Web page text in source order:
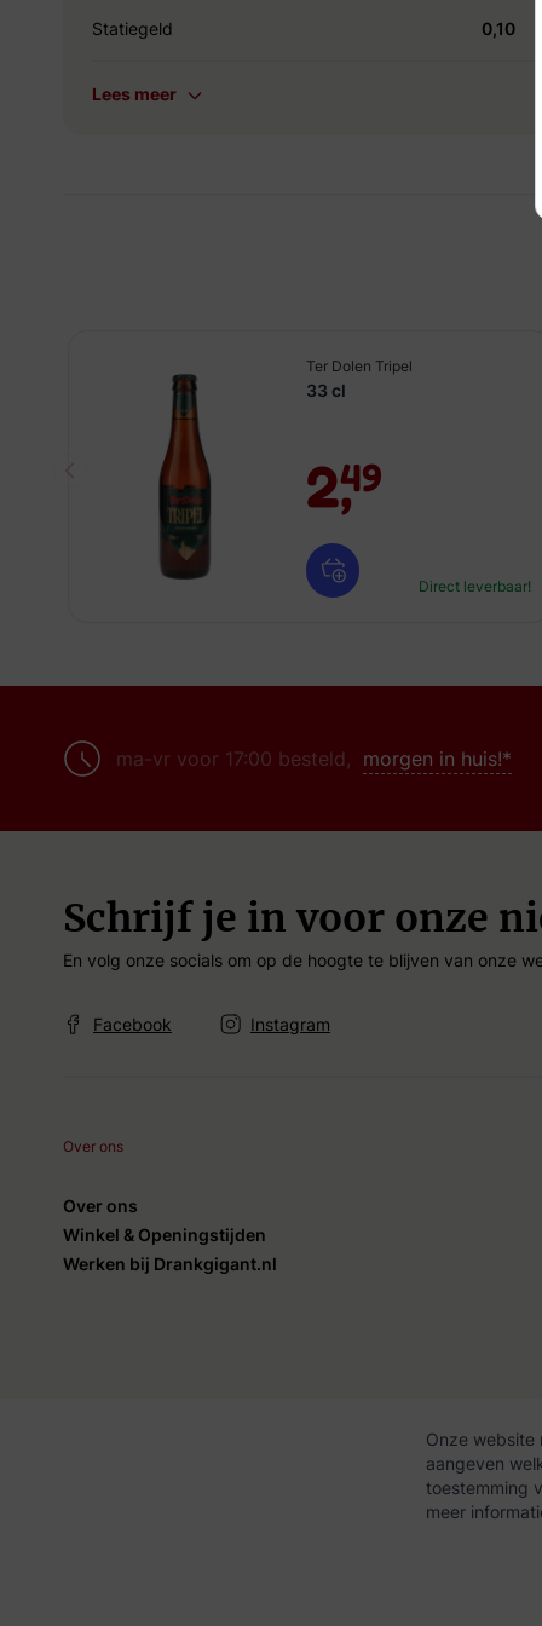
Onze website
aangeven
toestemming
meer
Statiegeld 0,10
Lees meer
Ter Dolen Tripel
33 cl
2,49
Direct leverbaar!
ma-vr voor 17:00 besteld, morgen in huis!*
Schrijf je in voor onze
En volg onze socials om op de hoogte te blijven van onze
Facebook Instagram
Over ons
Over ons
Winkel & Openingstijden
Werken bij Drankgigant.nl
Algemene voorwaarden